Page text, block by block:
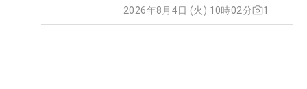
2026年8月4日 (火) 10時02分 1